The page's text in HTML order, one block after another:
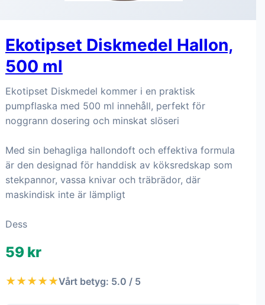
Ekotipset Diskmedel Hallon,
500 ml
Ekotipset Diskmedel kommer i en praktisk
pumpflaska med 500 ml innehåll, perfekt för
noggrann dosering och minskat slöseri
Med sin behagliga hallondoft och effektiva formula
är den designad för handdisk av köksredskap som
stekpannor, vassa knivar och träbrädor, där
maskindisk inte är lämpligt
Dess
59 kr
★★★★★Vårt betyg: 5.0 / 5